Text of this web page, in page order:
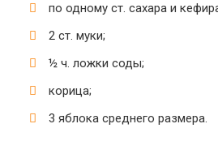
по одному ст. сахара и
2 ст. муки;
½ ч. ложки соды;
корица;
3 яблока среднего размера.